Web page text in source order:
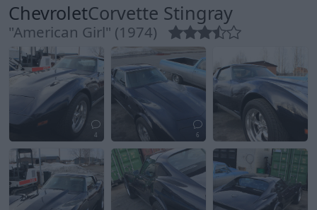
ChevroletCorvette Stingray
"American Girl" (1974)
4 6